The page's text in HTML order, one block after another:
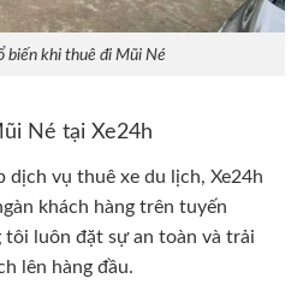
biến khi thuê đi Mũi Né
Né tại Xe24h
dịch vụ thuê xe du lịch, Xe24h
khách hàng trên tuyến
tôi luôn đặt sự an toàn và trải
lên hàng đầu.